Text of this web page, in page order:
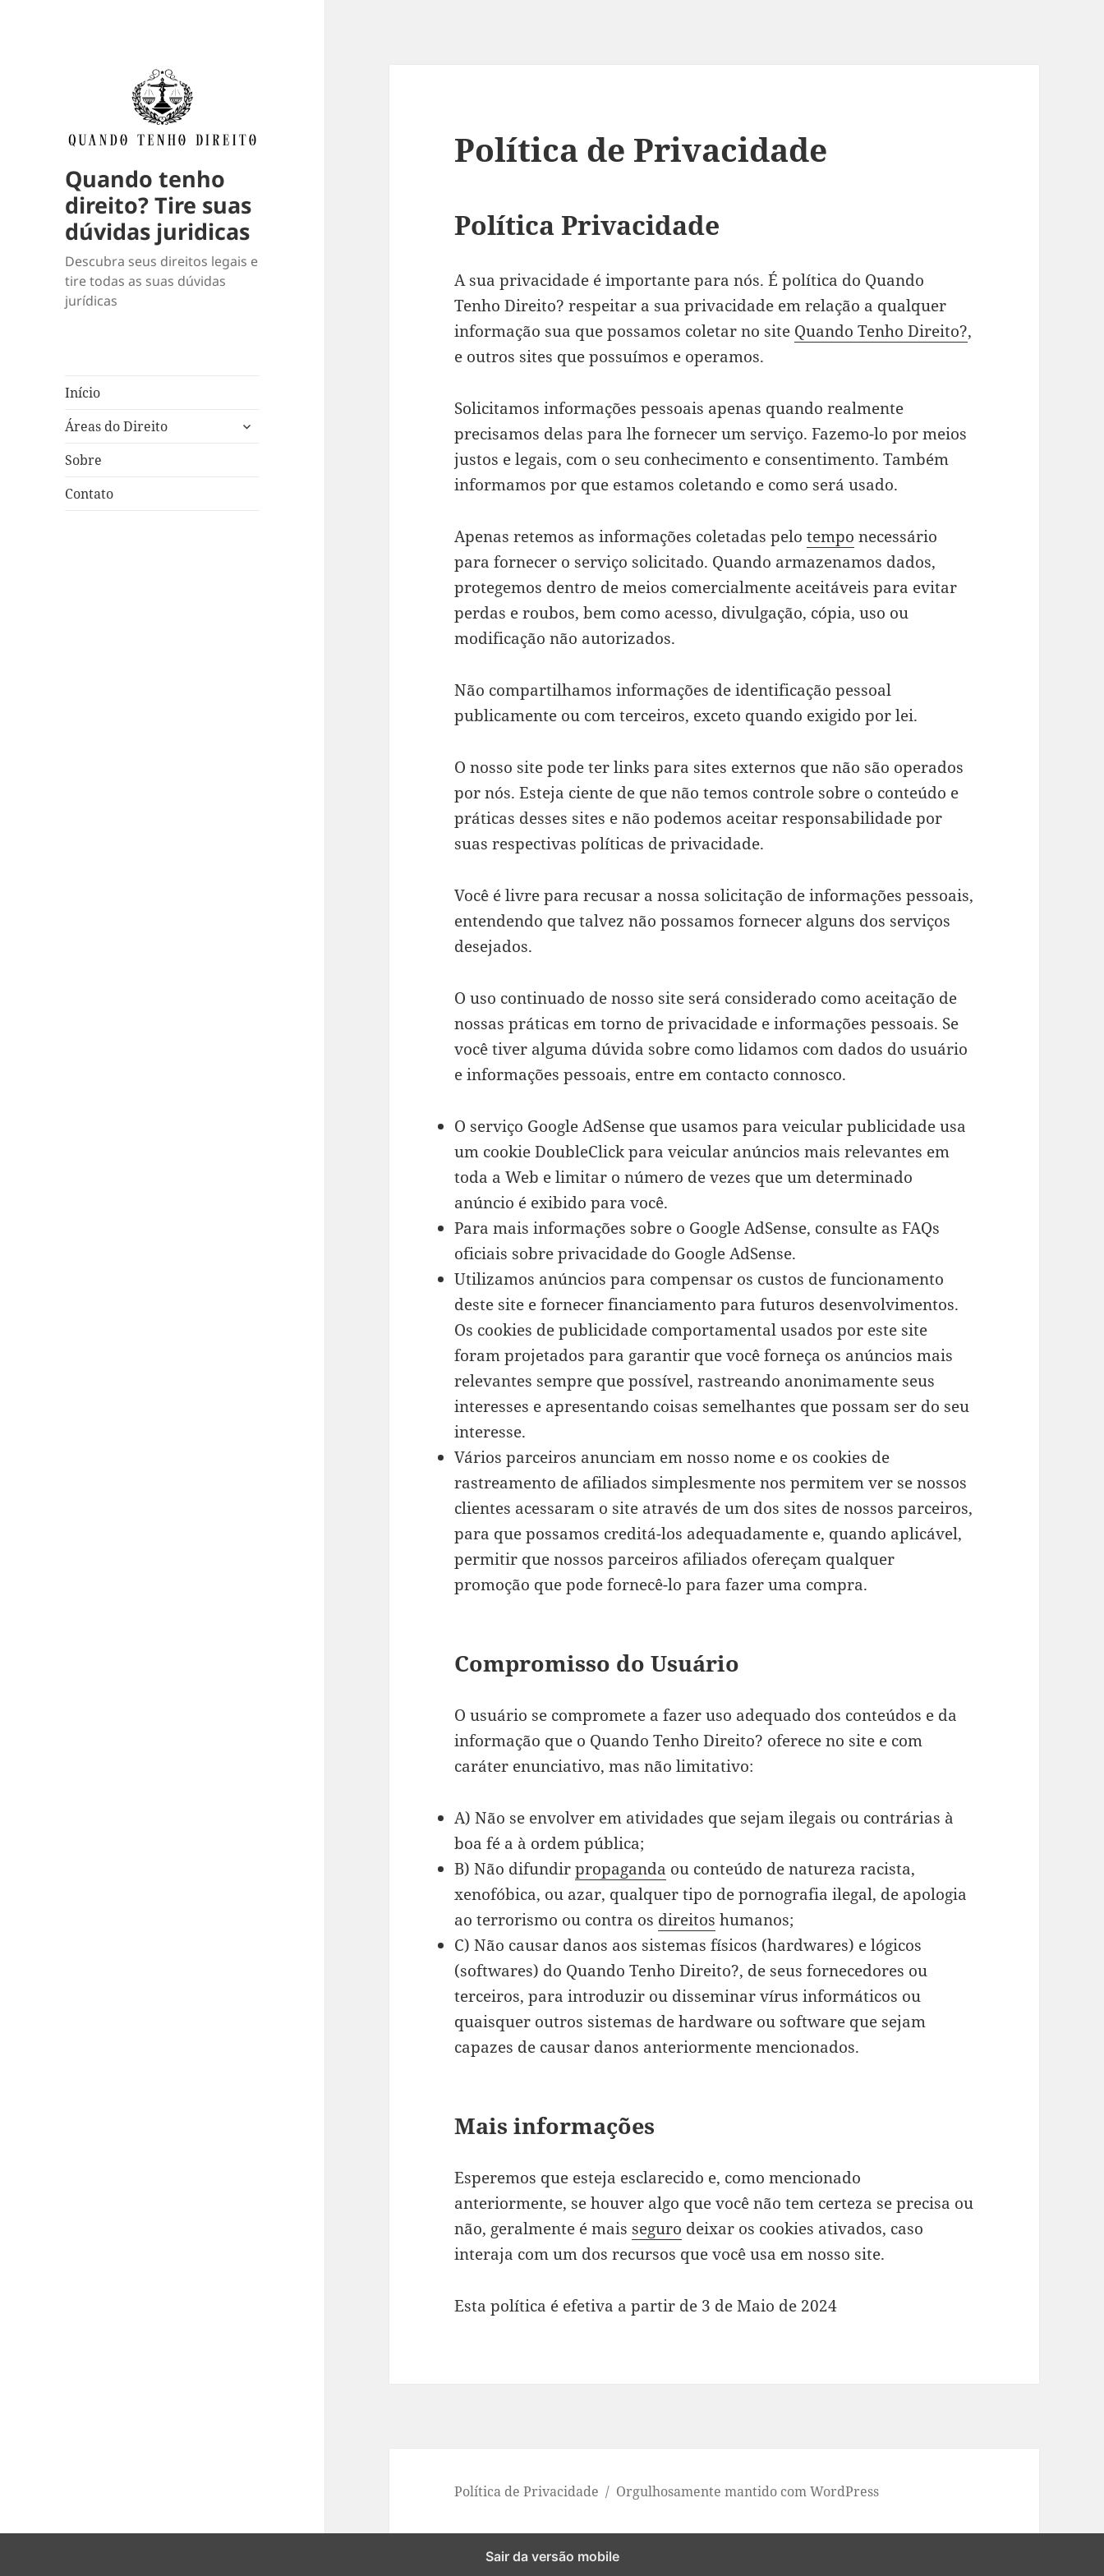
Quando tenho
direito? Tire suas
dúvidas juridicas
Descubra seus direitos legais e
tire todas as suas dúvidas
jurídicas
Início
Áreas do Direito
expandir
Sobre
Contato
Política de Privacidade
Política Privacidade
A sua privacidade é importante para nós. É política do Quando
Tenho Direito? respeitar a sua privacidade em relação a qualquer
informação sua que possamos coletar no site Quando Tenho Direito?,
e outros sites que possuímos e operamos.
Solicitamos informações pessoais apenas quando realmente
precisamos delas para lhe fornecer um serviço. Fazemo-lo por meios
justos e legais, com o seu conhecimento e consentimento. Também
informamos por que estamos coletando e como será usado.
Apenas retemos as informações coletadas pelotempo necessário
para fornecer o serviço solicitado. Quando armazenamos dados,
protegemos dentro de meios comercialmente aceitáveis ​​para evitar
perdas e roubos, bem como acesso, divulgação, cópia, uso ou
modificação não autorizados.
Não compartilhamos informações de identificação pessoal
publicamente ou com terceiros, exceto quando exigido por lei.
O nosso site pode ter links para sites externos que não são operados
por nós. Esteja ciente de que não temos controle sobre o conteúdo e
práticas desses sites e não podemos aceitar responsabilidade por
suas respectivas políticas de privacidade.
Você é livre para recusar a nossa solicitação de informações pessoais,
entendendo que talvez não possamos fornecer alguns dos serviços
desejados.
O uso continuado de nosso site será considerado como aceitação de
nossas práticas em torno de privacidade e informações pessoais. Se
você tiver alguma dúvida sobre como lidamos com dados do usuário
e informações pessoais, entre em contacto connosco.
O serviço Google AdSense que usamos para veicular publicidade usa
um cookie DoubleClick para veicular anúncios mais relevantes em
toda a Web e limitar o número de vezes que um determinado
anúncio é exibido para você.
Para mais informações sobre o Google AdSense, consulte as FAQs
oficiais sobre privacidade do Google AdSense.
Utilizamos anúncios para compensar os custos de funcionamento
deste site e fornecer financiamento para futuros desenvolvimentos.
Os cookies de publicidade comportamental usados ​​por este site
foram projetados para garantir que você forneça os anúncios mais
relevantes sempre que possível, rastreando anonimamente seus
interesses e apresentando coisas semelhantes que possam ser do seu
interesse.
Vários parceiros anunciam em nosso nome e os cookies de
rastreamento de afiliados simplesmente nos permitem ver se nossos
clientes acessaram o site através de um dos sites de nossos parceiros,
para que possamos creditá-los adequadamente e, quando aplicável,
permitir que nossos parceiros afiliados ofereçam qualquer
promoção que pode fornecê-lo para fazer uma compra.
Compromisso do Usuário
O usuário se compromete a fazer uso adequado dos conteúdos e da
informação que o Quando Tenho Direito? oferece no site e com
caráter enunciativo, mas não limitativo:
A) Não se envolver em atividades que sejam ilegais ou contrárias à
boa fé a à ordem pública;
B) Não difundirpropaganda ou conteúdo de natureza racista,
xenofóbica, ou azar, qualquer tipo de pornografia ilegal, de apologia
ao terrorismo ou contra os direitos humanos;
C) Não causar danos aos sistemas físicos (hardwares) e lógicos
(softwares) do Quando Tenho Direito?, de seus fornecedores ou
terceiros, para introduzir ou disseminar vírus informáticos ou
quaisquer outros sistemas de hardware ou software que sejam
capazes de causar danos anteriormente mencionados.
Mais informações
Esperemos que esteja esclarecido e, como mencionado
anteriormente, se houver algo que você não tem certeza se precisa ou
não, geralmente é mais seguro deixar os cookies ativados, caso
interaja com um dos recursos que você usa em nosso site.
Esta política é efetiva a partir de 3 de Maio de 2024
Política de Privacidade Orgulhosamente mantido com WordPress
Sair da versão mobile